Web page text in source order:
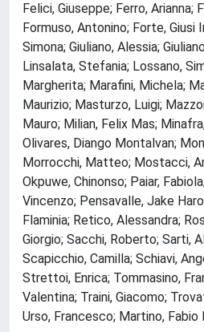
Felici, Giuseppe; Ferro, Arianna;
Formuso, Antonino; Forte, Giusi
Simona; Giuliano, Alessia;
Linsalata, Stefania; Lossano,
Margherita; Marafini, Michela;
Maurizio; Masturzo, Luigi;
Mauro; Milian, Felix Mas;
Olivares, Diango Montalvan;
Morrocchi, Matteo; Mostacci,
Okpuwe, Chinonso; Paiar,
Vincenzo; Pensavalle, Jake
Flaminia; Retico, Alessandra;
Giorgio; Sacchi, Roberto; Sarti,
Scapicchio, Camilla; Schiavi,
Strettoi, Enrica; Tommasino,
Valentina; Traini, Giacomo;
Urso, Francesco; Martino, Fabio